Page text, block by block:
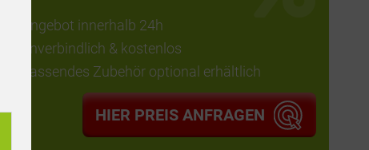
Angebot innerhalb 24h
unverbindlich & kostenlos
passendes Zubehör optional erhältlich
HIER PREIS ANFRAGEN